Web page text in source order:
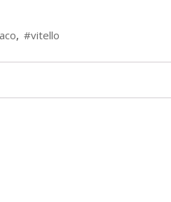
, #vitello